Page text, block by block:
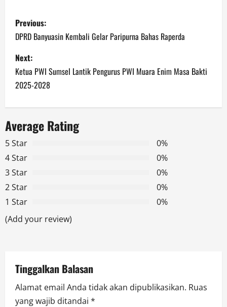
P
o
s
t
n
a
v
i
g
a
o
n
Previous:
DPRD Banyuasin Kembali Gelar Paripurna Bahas Raperda
Next:
Ketua PWI Sumsel Lantik Pengurus PWI Muara Enim Masa Bakti
2025-2028
Average Rating
5 Star
0%
4 Star
0%
3 Star
0%
2 Star
0%
1 Star
0%
(Add your review)
Tinggalkan Balasan
Alamat email Anda tidak akan dipublikasikan. Ruas
yang wajib ditandai *